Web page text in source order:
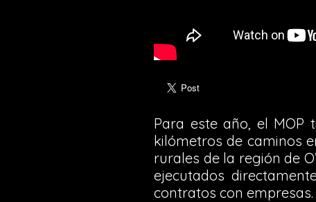
Para este año, el MOP
kilómetros de caminos
rurales de la región de
ejecutados
contratos con empresas.